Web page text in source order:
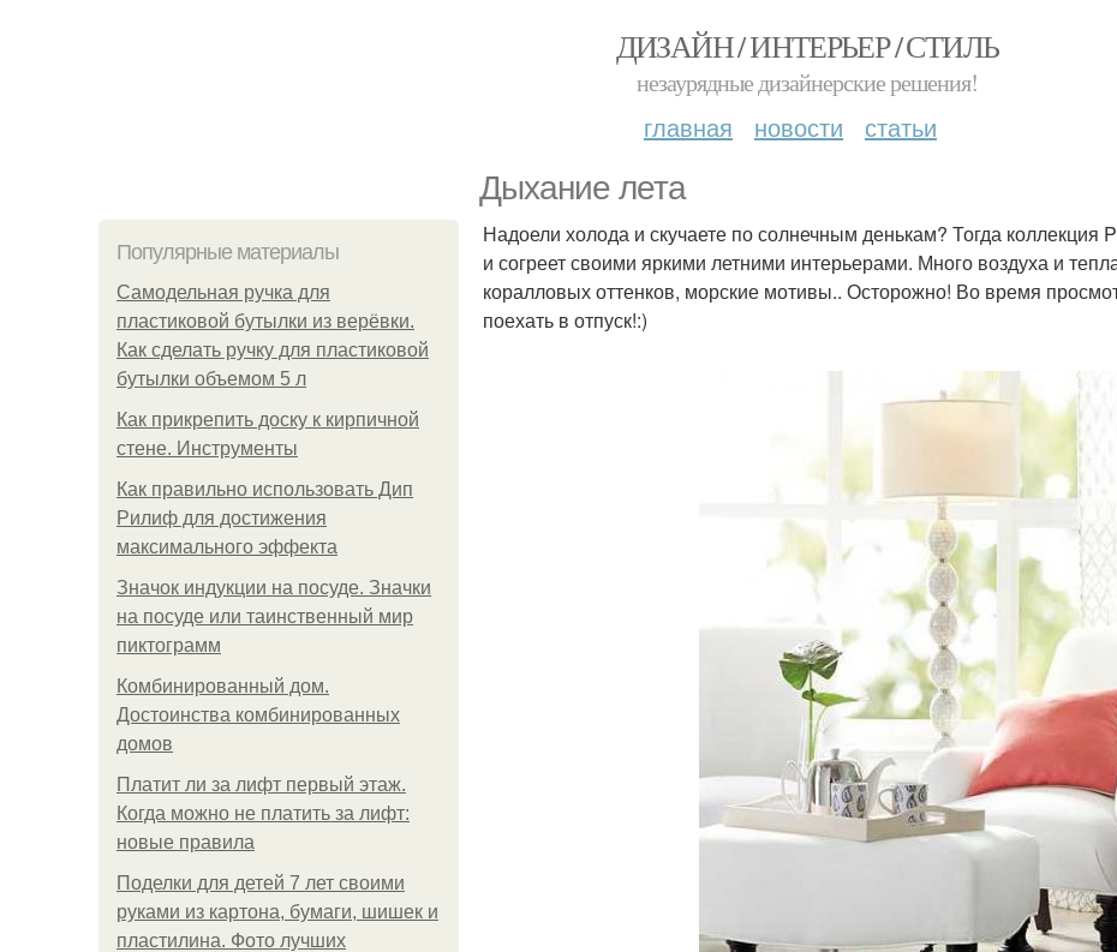
ДИЗАЙН / ИНТЕРЬЕР / СТИЛЬ
незаурядные дизайнерские решения!
главная новости статьи
Дыхание лета
Популярные материалы
Самодельная ручка для
пластиковой бутылки из верёвки.
Как сделать ручку для пластиковой
бутылки объемом 5 л
Как прикрепить доску к кирпичной
стене. Инструменты
Как правильно использовать Дип
Рилиф для достижения
максимального эффекта
Значок индукции на посуде. Значки
на посуде или таинственный мир
пиктограмм
Комбинированный дом.
Достоинства комбинированных
домов
Платит ли за лифт первый этаж.
Когда можно не платить за лифт:
новые правила
Поделки для детей 7 лет своими
руками из картона, бумаги, шишек и
пластилина. Фото лучших
Надоели холода и скучаете по солнечным денькам? Тогда коллекция
и согреет своими яркими летними интерьерами. Много воздуха и
коралловых оттенков, морские мотивы.. Осторожно! Во время
поехать в отпуск!:)